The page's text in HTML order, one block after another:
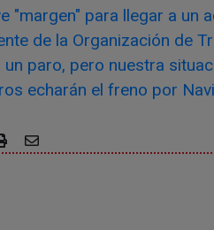
"margen" para llegar a un
de la Organización de
paro, pero nuestra
echarán el freno por